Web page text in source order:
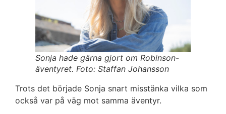
Sonja hade gärna gjort om Robinson-
äventyret. Foto: Staffan Johansson
Trots det började Sonja snart misstänka vilka som
också var på väg mot samma äventyr.